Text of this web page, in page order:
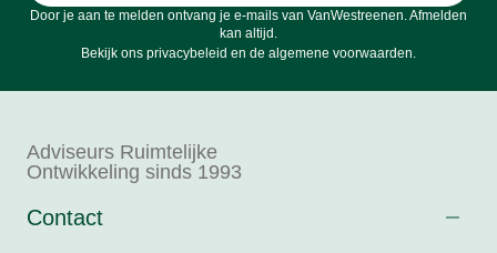
Door je aan te melden ontvang je e-mails van VanWestreenen. Afmelden
kan altijd.
Bekijk ons privacybeleid en de algemene voorwaarden.
Adviseurs Ruimtelijke
Ontwikkeling sinds 1993
Contact